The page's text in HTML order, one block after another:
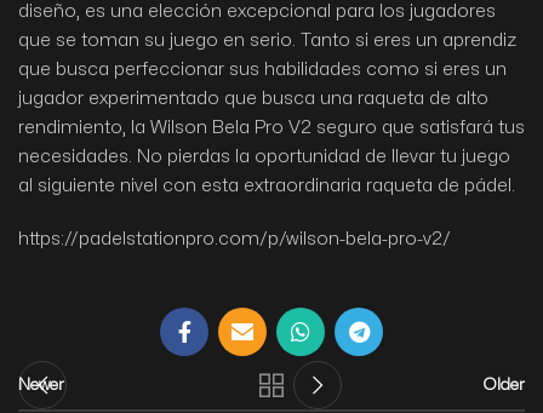
diseño, es una elección excepcional para los jugadores
que se toman su juego en serio. Tanto si eres un aprendiz
que busca perfeccionar sus habilidades como si eres un
jugador experimentado que busca una raqueta de alto
rendimiento, la Wilson Bela Pro V2 seguro que satisfará tus
necesidades. No pierdas la oportunidad de llevar tu juego
al siguiente nivel con esta extraordinaria raqueta de pádel.
https://padelstationpro.com/p/wilson-bela-pro-v2/
Newer Older